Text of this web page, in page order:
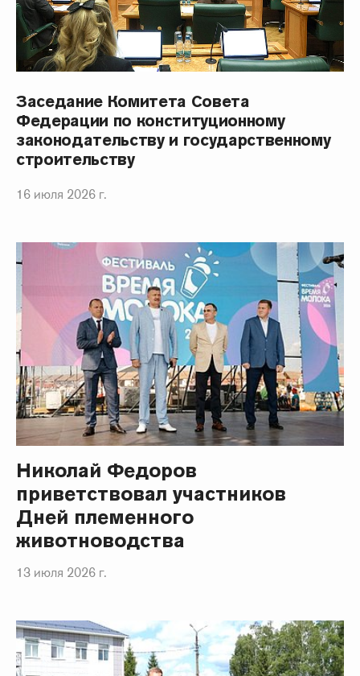
Заседание Комитета Совета
Федерации по конституционному
законодательству и государственному
строительству
16 июля 2026 г.
Николай Федоров
приветствовал участников
Дней племенного
животноводства
13 июля 2026 г.